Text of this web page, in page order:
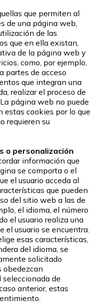
que permiten al
de una página web,
de las
que en ella existan,
de la página web y
como, por ejemplo,
partes de acceso
que integran una
realizar el proceso de
página web no puede
estas cookies por lo que
requieren su
o personalización
información que
se comporta o el
el usuario acceda al
que pueden
del sitio web a las de
el idioma, el número
el usuario realiza una
el usuario se encuentra.
esas características,
del idioma, se
solicitado
obedezcan
de
anterior, estas